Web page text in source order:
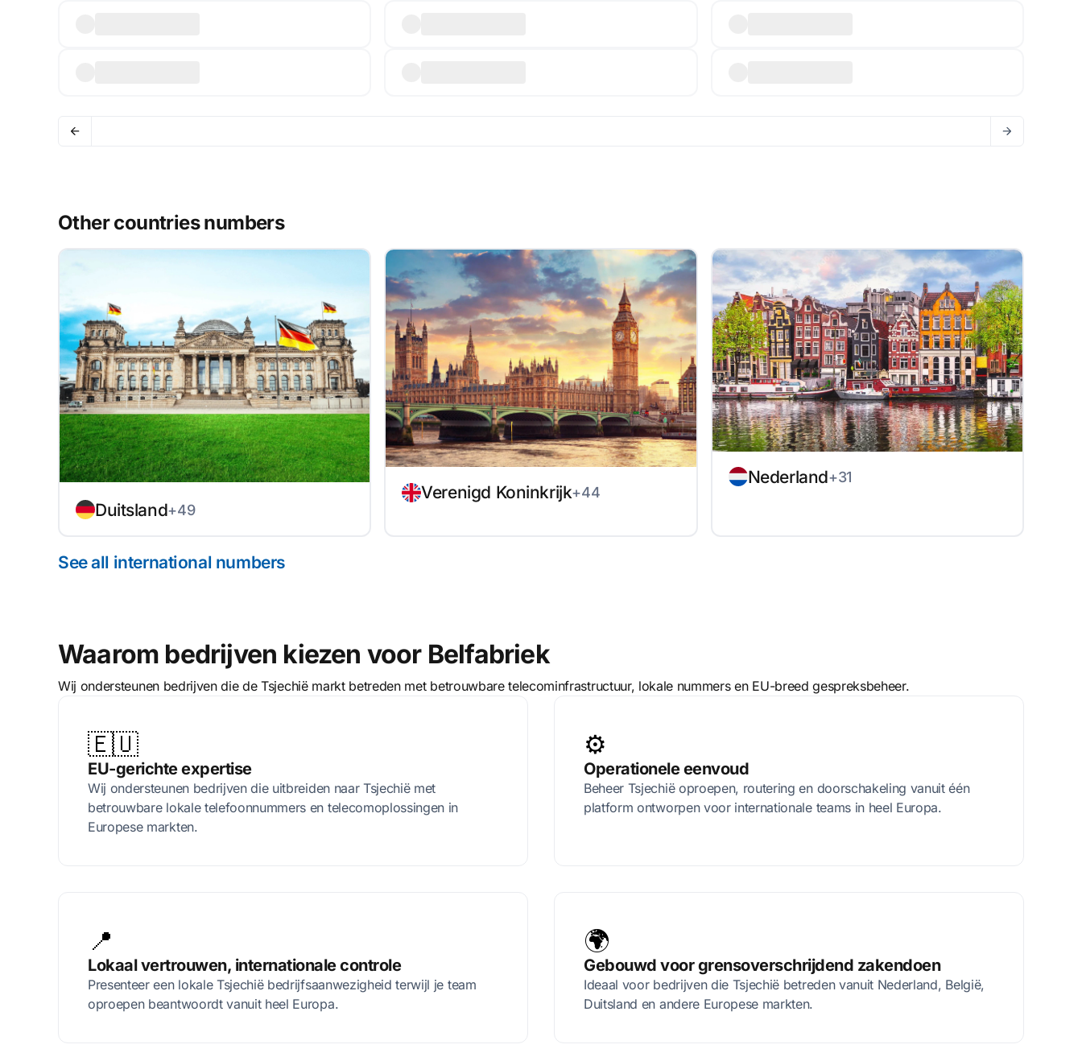
Other countries numbers
Duitsland+49
Verenigd Koninkrijk+44
Nederland+31
See all international numbers
Waarom bedrijven kiezen voor Belfabriek
Wij ondersteunen bedrijven die de Tsjechië markt betreden met betrouwbare telecominfrastructuur, lokale nummers en EU-breed gespreksbeheer.
🇪🇺
EU-gerichte expertise
Wij ondersteunen bedrijven die uitbreiden naar Tsjechië met
betrouwbare lokale telefoonnummers en telecomoplossingen in
Europese markten.
⚙️
Operationele eenvoud
Beheer Tsjechië oproepen, routering en doorschakeling vanuit één
platform ontworpen voor internationale teams in heel Europa.
📍
Lokaal vertrouwen, internationale controle
Presenteer een lokale Tsjechië bedrijfsaanwezigheid terwijl je team
oproepen beantwoordt vanuit heel Europa.
🌍
Gebouwd voor grensoverschrijdend zakendoen
Ideaal voor bedrijven die Tsjechië betreden vanuit Nederland, België,
Duitsland en andere Europese markten.